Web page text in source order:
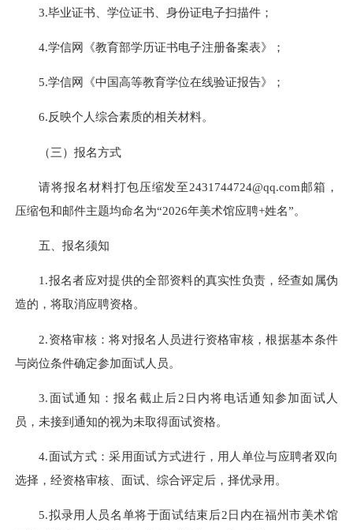
3.毕业证书、学位证书、身份证电子扫描件；
4.学信网《教育部学历证书电子注册备案表》；
5.学信网《中国高等教育学位在线验证报告》；
6.反映个人综合素质的相关材料。
（三）报名方式
请将报名材料打包压缩发至2431744724@qq.com邮箱，
压缩包和邮件主题均命名为“2026年美术馆应聘+姓名”。
五、报名须知
1.报名者应对提供的全部资料的真实性负责，经查如属伪
造的，将取消应聘资格。
2.资格审核：将对报名人员进行资格审核，根据基本条件
与岗位条件确定参加面试人员。
3.面试通知：报名截止后2日内将电话通知参加面试人
员，未接到通知的视为未取得面试资格。
4.面试方式：采用面试方式进行，用人单位与应聘者双向
选择，经资格审核、面试、综合评定后，择优录用。
5.拟录用人员名单将于面试结束后2日内在福州市美术馆